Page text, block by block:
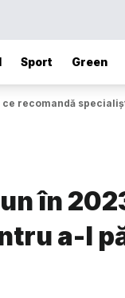
Sport Green
ce recomandă
în
a-l